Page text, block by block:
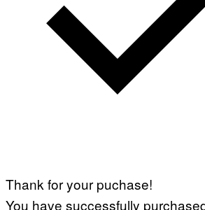
Thank for your puchase!
You have successfully